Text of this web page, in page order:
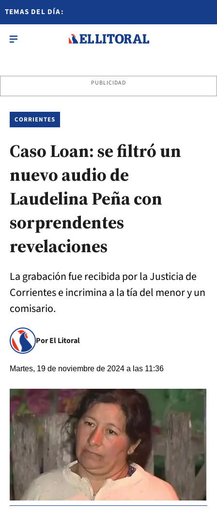
TEMAS DEL DÍA:
PUBLICIDAD
CORRIENTES
Caso Loan: se filtró un
nuevo audio de
Laudelina Peña con
sorprendentes
revelaciones
La grabación fue recibida por la Justicia de
Corrientes e incrimina a la tía del menor y un
comisario.
Por El Litoral
Martes, 19 de noviembre de 2024 a las 11:36